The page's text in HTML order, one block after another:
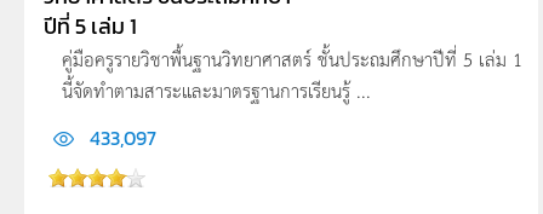
ปีที่ 5 เล่ม 1
คู่มือครูรายวิชาพื้นฐานวิทยาศาสตร์ ชั้นประถมศึกษาปีที่ 5 เล่ม 1
นี้จัดทำตามสาระและมาตรฐานการเรียนรู้ ...
433,097